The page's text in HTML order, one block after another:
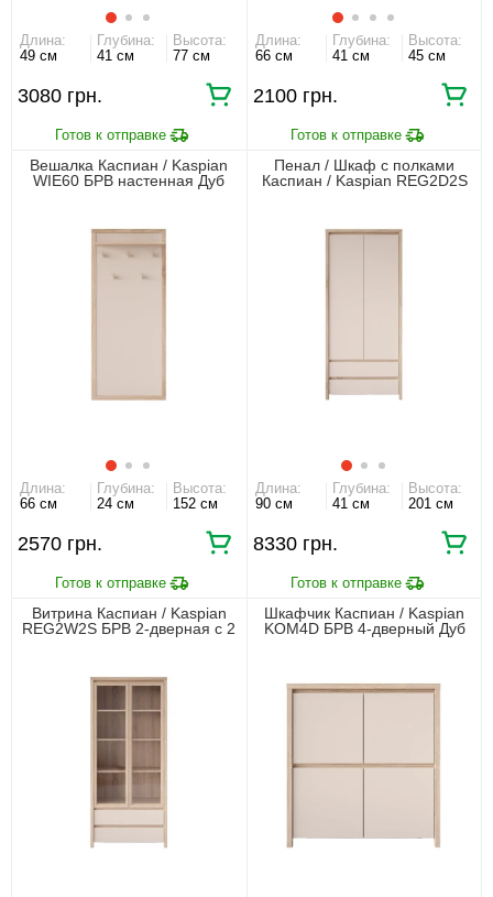
Длина:
49 см
Глубина:
41 см
Высота:
77 см
3080 грн.
Длина:
66 см
Глубина:
41 см
Высота:
45 см
2100 грн.
Вешалка Каспиан / Kaspian
WIE60 БРВ настенная Дуб
Длина:
66 см
Глубина:
24 см
Высота:
152 см
2570 грн.
Пенал / Шкаф с полками
Каспиан / Kaspian REG2D2S
Длина:
90 см
Глубина:
41 см
Высота:
201 см
8330 грн.
Витрина Каспиан / Kaspian
REG2W2S БРВ 2-дверная с 2
Шкафчик Каспиан / Kaspian
KOM4D БРВ 4-дверный Дуб